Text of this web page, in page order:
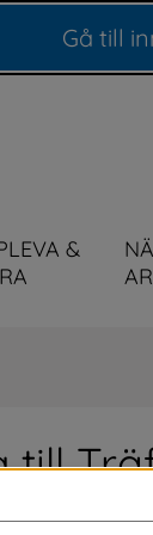
Gå till
&
till